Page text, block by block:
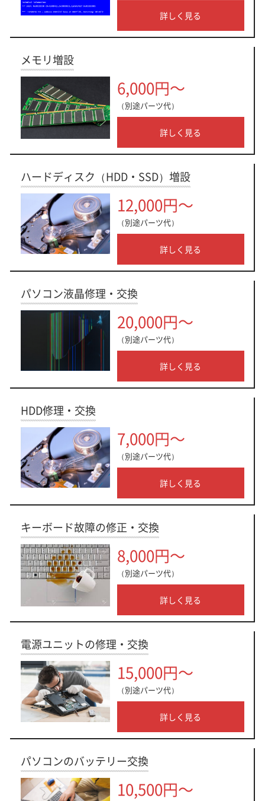
詳しく見る
メモリ増設
6,000円～
（別途パーツ代）
詳しく見る
ハードディスク（HDD・SSD）増設
12,000円～
（別途パーツ代）
詳しく見る
パソコン液晶修理・交換
20,000円～
（別途パーツ代）
詳しく見る
HDD修理・交換
7,000円～
（別途パーツ代）
詳しく見る
キーボード故障の修正・交換
8,000円～
（別途パーツ代）
詳しく見る
電源ユニットの修理・交換
15,000円～
（別途パーツ代）
詳しく見る
パソコンのバッテリー交換
10,500円～